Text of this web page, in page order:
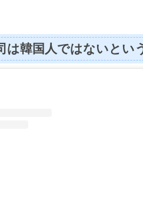
は韓国人ではないとい